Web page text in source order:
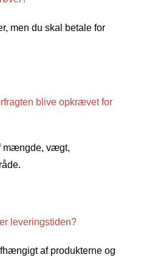
men du skal betale for
blive opkrævet for
mængde, vægt,
leveringstiden?
af produkterne og